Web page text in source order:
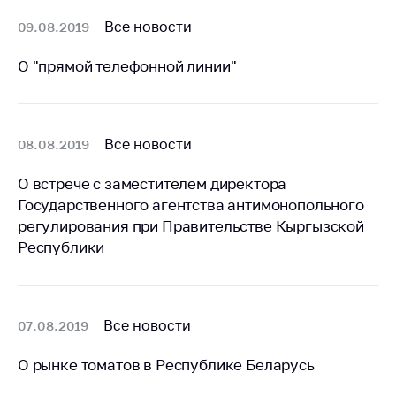
Республике
Беларусь
Защита
Новости
Обратиться в МАРТ
Личный прием
граждан и юр. лиц
Горячая линия
обращения
09.08.2019 Все новости
О "прямой телефонной линии"
08.08.2019 Все новости
О встрече с заместителем директора
Государственного агентства антимонопольного
регулирования при Правительстве Кыргызской
Республики
07.08.2019 Все новости
О рынке томатов в Республике Беларусь